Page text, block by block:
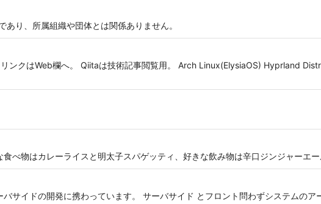
り、所属組織や団体とは関係ありません。
ンクはWeb欄へ。 Qiitaは技術記事閲覧用。 Arch Linux(ElysiaOS) Hyprland
べ物はカレーライスと明太子スパゲッティ、好きな飲み物は辛口ジンジャーエー
サイドの開発に携わっています。 サーバサイド とフロント問わずシステムのア